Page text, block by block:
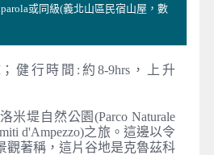
或同級(義北山區民宿山屋，數
健行時間:約8-9hrs，上升
米堤自然公園(Parco Naturale
d'Ampezzo)之旅。這邊以令
觀著稱，這片谷地是克魯茲科